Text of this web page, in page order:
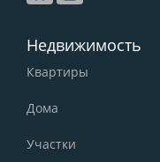
Недвижимость
Квартиры
Дома
Участки